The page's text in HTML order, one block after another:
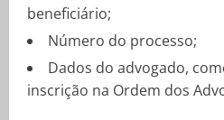
beneficiário;
Número do processo;
Dados do advogado,
inscrição na Ordem dos